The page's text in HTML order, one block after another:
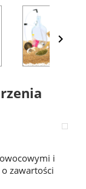

i
zawartości